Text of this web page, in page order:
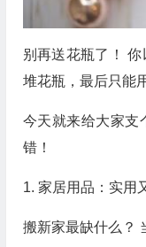
别再送花瓶了！
堆花瓶，最后只能
今天就来给大家支
错！
1. 家居用品：实用
搬新家最缺什么？